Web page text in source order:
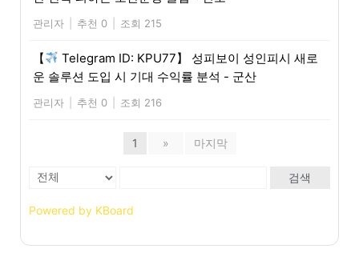
관리자 추천 0 조회 215
【
Telegram ID: KPU77】 성피보이 성인피시 새로
운 솔루션 도입 시 기대 수익률 분석 - 군산
관리자 추천 0 조회 216
1 » 마지막
검색
Powered by KBoard